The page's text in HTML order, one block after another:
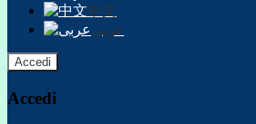
中文
عربى
Accedi
Accedi